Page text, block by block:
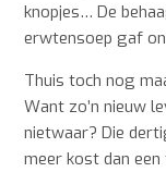
knopjes… De
erwtensoep gaf
Thuis toch nog
Want zo’n nieuw
nietwaar? Die
meer kost dan